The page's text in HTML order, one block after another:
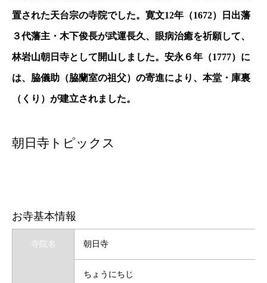
置された天台宗の寺院でした。寛文12年（1672）日出藩
３代藩主・木下俊長が武運長久、眼病治癒を祈願して、
林岩山朝日寺として開山しました。安永６年（1777）に
は、脇儀助（脇蘭室の祖父）の寄進により、本堂・庫裏
（くり）が建立されました。
朝日寺トピックス
お寺基本情報
寺院名 朝日寺
ちょうにちじ